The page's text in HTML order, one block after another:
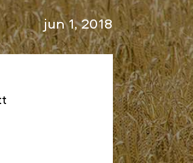
jun 1, 2018